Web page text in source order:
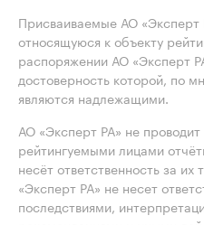
Присваиваемые АО
относящуюся к объекту
распоряжении АО «Эксперт
достоверность которой, по
являются надлежащими.
АО «Эксперт РА» не
рейтингуемыми лицами
несёт ответственность за их
«Эксперт РА» не несет
последствиями,